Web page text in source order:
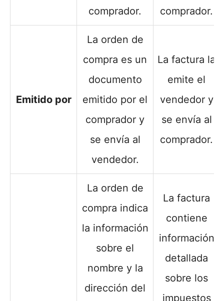
comprador.
comprador.
Emitido por
La orden de
compra es un
documento
emitido por el
comprador y
se envía al
vendedor.
La factura la
emite el
vendedor y
se envía al
comprador.
La orden de
compra indica
la información
sobre el
nombre y la
dirección del
La factura
contiene
información
detallada
sobre los
impuestos